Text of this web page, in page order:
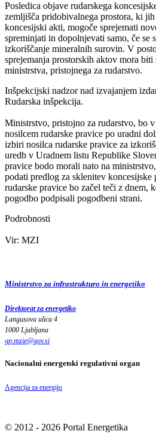
Posledica objave rudarskega
zemljišča pridobivalnega prostora, ki
koncesijski akti, mogoče sprejemati
spreminjati in dopolnjevati samo, če se
izkoriščanje mineralnih surovin. V
sprejemanja prostorskih aktov mora
ministrstva, pristojnega za rudarstvo.
Inšpekcijski nadzor nad izvajanjem
Rudarska inšpekcija.
Ministrstvo, pristojno za rudarstvo, bo
nosilcem rudarske pravice po uradni
izbiri nosilca rudarske pravice za
uredb v Uradnem listu Republike
pravice bodo morali nato na
podati predlog za sklenitev koncesijske
rudarske pravice bo začel teči z dnem,
pogodbo podpisali pogodbeni strani.
Podrobnosti
Vir: MZI
Ministrstvo za infrastrukturo in energetiko
Direktorat za energetiko
Langusova ulica 4
1000 Ljubljana
gp.mzie@gov.si
Nacionalni energetski regulativni organ
Agencija za energijo
© 2012 - 2026 Portal Energetika